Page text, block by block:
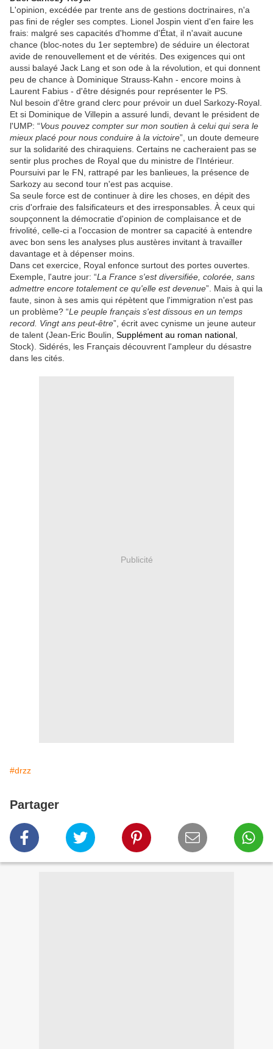
L'opinion, excédée par trente ans de gestions doctrinaires, n'a
pas fini de régler ses comptes. Lionel Jospin vient d'en faire les
frais: malgré ses capacités d'homme d'État, il n'avait aucune
chance (bloc-notes du 1er septembre) de séduire un électorat
avide de renouvellement et de vérités. Des exigences qui ont
aussi balayé Jack Lang et son ode à la révolution, et qui donnent
peu de chance à Dominique Strauss-Kahn - encore moins à
Laurent Fabius - d'être désignés pour représenter le PS.
Nul besoin d'être grand clerc pour prévoir un duel Sarkozy-Royal.
Et si Dominique de Villepin a assuré lundi, devant le président de
l'UMP: “Vous pouvez compter sur mon soutien à celui qui sera le
mieux placé pour nous conduire à la victoire”, un doute demeure
sur la solidarité des chiraquiens. Certains ne cacheraient pas se
sentir plus proches de Royal que du ministre de l'Intérieur.
Poursuivi par le FN, rattrapé par les banlieues, la présence de
Sarkozy au second tour n'est pas acquise.
Sa seule force est de continuer à dire les choses, en dépit des
cris d'orfraie des falsificateurs et des irresponsables. À ceux qui
soupçonnent la démocratie d'opinion de complaisance et de
frivolité, celle-ci a l'occasion de montrer sa capacité à entendre
avec bon sens les analyses plus austères invitant à travailler
davantage et à dépenser moins.
Dans cet exercice, Royal enfonce surtout des portes ouvertes.
Exemple, l'autre jour: “La France s'est diversifiée, colorée, sans
admettre encore totalement ce qu'elle est devenue”. Mais à qui la
faute, sinon à ses amis qui répètent que l'immigration n'est pas
un problème? “Le peuple français s'est dissous en un temps
record. Vingt ans peut-être”, écrit avec cynisme un jeune auteur
de talent (Jean-Eric Boulin, Supplément au roman national
Stock). Sidérés, les Français découvrent l'ampleur du désastre
dans les cités.
Publicité
#drzz
Partager